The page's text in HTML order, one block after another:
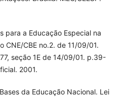
para a Educação Especial na
CNE/CBE no.2. de 11/09/01.
seção 1E de 14/09/01. p.39-
2001.
da Educação Nacional. Lei